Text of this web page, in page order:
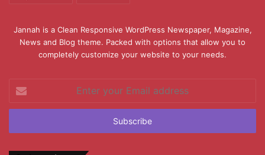
Jannah is a Clean Responsive WordPress Newspaper, Magazine,
News and Blog theme. Packed with options that allow you to
completely customize your website to your needs.
your
Email